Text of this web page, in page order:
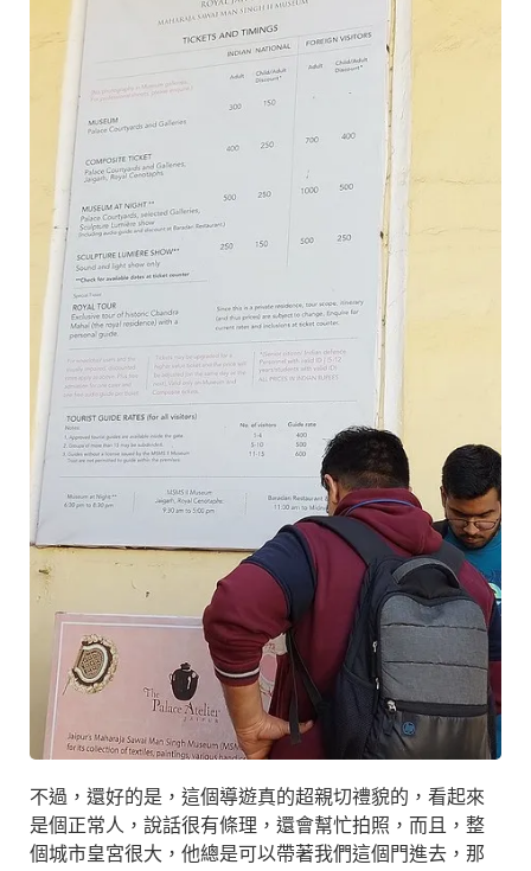
不過，還好的是，這個導遊真的超親切禮貌的，看起來
是個正常人，說話很有條理，還會幫忙拍照，而且，整
個城市皇宮很大，他總是可以帶著我們這個門進去，那